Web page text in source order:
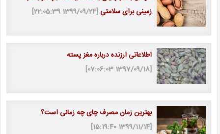
زمینی برای سلامتی [1399/09/24 22:05:39]
اطلاعاتی ارزنده درباره مغز پسته
[1397/09/18 07:06:03]
بهترین زمان مصرف چای چه زمانی است؟
[1399/11/14 15:19:40]